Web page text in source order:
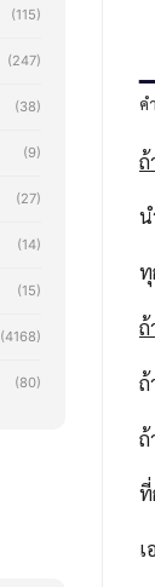
(115)
(247)
(38)
(9)
(27)
(14)
(15)
(4168)
(80)
ค
ถ้
น
ทุ
ถ้
ถ้
ถ้
ที่
เ